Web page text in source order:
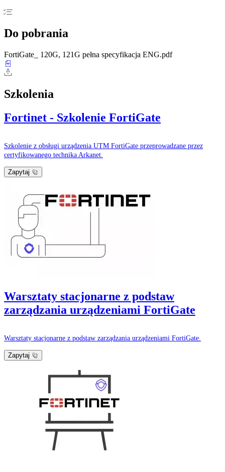
Do pobrania
FortiGate_ 120G, 121G pełna specyfikacja ENG.pdf
Szkolenia
Fortinet - Szkolenie FortiGate
Szkolenie z obsługi urządzenia UTM FortiGate przeprowadzane przez
certyfikowanego technika Arkanet.
Zapytaj
Warsztaty stacjonarne z podstaw
zarządzania urządzeniami FortiGate
Warsztaty stacjonarne z podstaw zarządzania urządzeniami FortiGate.
Zapytaj